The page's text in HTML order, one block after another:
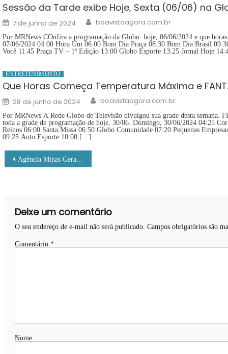
Sessão da Tarde exibe Hoje, Sexta (06/06) na
Posted
on
7 de junho de 2024 Author
boavistaagora.com.br
Por MRNews COnfira a programação da Globo hoje, 06/06/2024 e que
07/06/2024 04:00 Hora Um 06:00 Bom Dia Praça 08:30 Bom Dia Brasil
Você 11:45 Praça TV – 1ª Edição 13:00 Globo Esporte 13:25 Jornal Hoje
ENTRETENIMENTO
Que Horas Começa Temperatura Máxima e
Posted
on
28 de junho de 2024 Author
boavistaagora.com.br
Por MRNews A Rede Globo de Televisão divulgou sua grade desta
toda a grade de programação de hoje, 30/06. Domingo, 30/06/2024 04:25
Reinos 06:00 Santa Missa 06:50 Globo Comunidade 07:20 Pequenas
09:25 Auto Esporte 10:00 […]
Navegação
de
Deixe um comentário
O seu endereço de e-mail não será publicado. Campos obrigatórios são
Comentário *
Nome